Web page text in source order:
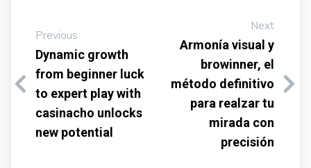
Previous
Dynamic growth
from beginner luck
to expert play with
casinacho unlocks
new potential
Next
Armonía visual y
browinner, el
método definitivo
para realzar tu
mirada con
precisión